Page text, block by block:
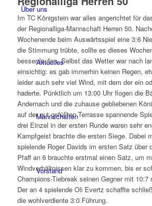
Über uns
Aktuelles
Mannschaften
Vorstand
Im TC Königstein war alles angerichtet für
der Regionalliga-Mannschaft Herren 50.
Wochenende beim Auswärtsspiel eine 3:6
die Stimmung trübte, sollte es dieses
besser laufen. Selbst das Wetter war nach
einsichtig: es gab immerhin keinen Regen,
leider auch sehr viel Wind, mit dem der ein
haderte. Pünktlich um 13:00 Uhr flogen die
Andernach und die zuhause gebliebenen
auf der gut gefüllten Terrasse spannende
drei Einzel in der ersten Runde waren sehr
Kampfgeist brachte die ersten Siege. Dabei
spielende Roger Davids im ersten Satz über
Pfaff an 6 brauchte erstmal einen Satz, um
Windverhältnissen klar zu kommen, bis er
Champions-Tiebreak seinen Gegner mit 10:7
Der an 4 spielende Oli Evertz schaffte
die wohlverdiente 3:0 Führung.